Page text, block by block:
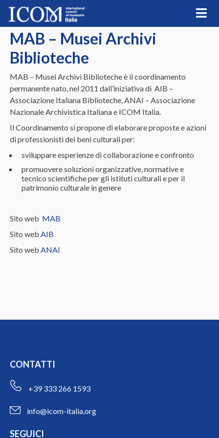
Skip
content
MAB – Musei Archivi
Biblioteche
MAB – Musei Archivi Biblioteche è il coordinamento
permanente nato, nel 2011 dall’iniziativa di AIB –
Associazione Italiana Biblioteche, ANAI – Associazione
Nazionale Archivistica Italiana e ICOM Italia.
Il Coordinamento si propone di elaborare proposte e azioni
di professionisti dei beni culturali per:
sviluppare esperienze di collaborazione e confronto
promuovere soluzioni organizzative, normative e
tecnico scientifiche per gli istituti culturali e per il
patrimonio culturale in genere
Sito web MAB
Sito web AIB
Sito web ANAI
CONTATTI
+39 333 266 1593
info@icom-italia.org
SEGUICI